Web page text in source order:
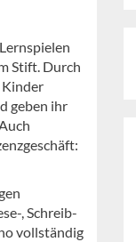
Stift. Durch
Kinder
geben ihr
, Schreib-
vollständig